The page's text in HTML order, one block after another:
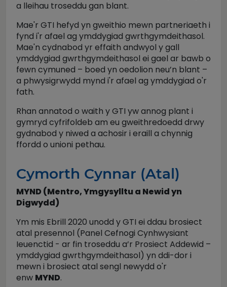
a lleihau troseddu gan blant.
Mae'r GTI hefyd yn gweithio mewn partneriaeth i
fynd i'r afael ag ymddygiad gwrthgymdeithasol.
Mae'n cydnabod yr effaith andwyol y gall
ymddygiad gwrthgymdeithasol ei gael ar bawb o
fewn cymuned – boed yn oedolion neu’n blant –
a phwysigrwydd mynd i'r afael ag ymddygiad o'r
fath.
Rhan annatod o waith y GTI yw annog plant i
gymryd cyfrifoldeb am eu gweithredoedd drwy
gydnabod y niwed a achosir i eraill a chynnig
ffordd o unioni pethau.
Cymorth Cynnar (Atal)
MYND (Mentro, Ymgysylltu a Newid yn
Digwydd)
Ym mis Ebrill 2020 unodd y GTI ei ddau brosiect
atal presennol (Panel Cefnogi Cynhwysiant
Ieuenctid - ar fin troseddu a’r Prosiect Addewid –
ymddygiad gwrthgymdeithasol) yn ddi-dor i
mewn i brosiect atal sengl newydd o'r
enw MYND.